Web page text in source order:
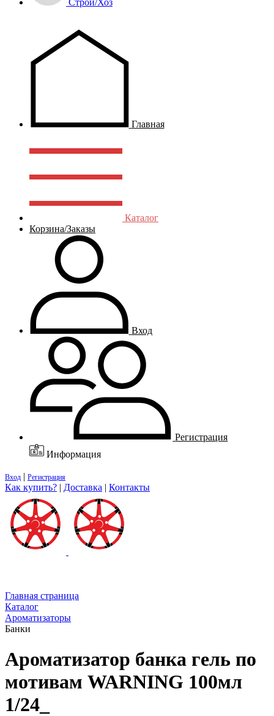
Строй/Хоз
Главная
Каталог
Корзина/Заказы
Вход
Регистрация
Информация
Вход | Регистрация
Как купить? | Доставка | Контакты
Главная страница
Каталог
Ароматизаторы
Банки
Ароматизатор банка гель по
мотивам WARNING 100мл
1/24_